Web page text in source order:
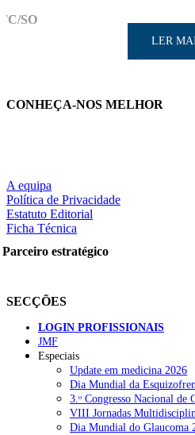
TC/SO
Partilhe nas redes sociais:
NOTÍCIAS RECENTES
Sindicato diz que nova carreira
estabilidade no SNS 6 de
LER
CONHEÇA-NOS MELHOR
A equipa
Política de Privacidade
Estatuto Editorial
Ficha Técnica
Parceiro estratégico
SECÇÕES
LOGIN PROFISSIONAIS
JMF
Especiais
Update em medicina 2026
Dia Mundial da
3.ᵒ Congresso Nacional de
VIII Jornadas
Dia Mundial do Glaucoma